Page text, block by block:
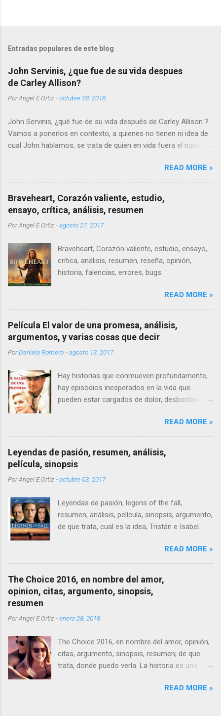
Entradas populares de este blog
John Servinis, ¿que fue de su vida despues
de Carley Allison?
PorAngel E Ortiz -octubre 28, 2018
John Servinis, ¿qué fue de su vida después de Carley Allison ?
Vamos a ponerlos en contexto, a quienes no tienen ni idea de
cual John hablamos, se trata de quien en vida fuera el novio de
READ MORE »
Braveheart, Corazón valiente, estudio,
ensayo, crítica, análisis, resumen
PorAngel E Ortiz -agosto 27, 2017
Braveheart, Corazón valiente, estudio, ensayo,
crítica, análisis, resumen, reseña, opinión,
historia, falencias, errores, bugs.
READ MORE »
Película El valor de una promesa, análisis,
argumentos, y varias cosas que decir
PorDaniela Romero -agosto 13, 2017
Hay historias que conmueven profundamente,
hay episodios inesperados en la vida que
pueden estar cargados de dolor, desbordados
suficiente de las penas, un buen día solo nos
vemos transitando por una senda que termina
por encerrarnos, pero qué pasa cuando tienes
12 años o menos y vas por ese camino
sintiéndote solo y olvidado. Bien, creo que a
pesar de la comparación siempre somos
READ MORE »
Leyendas de pasión, resumen, análisis,
película, sinopsis
PorAngel E Ortiz -octubre 03, 2017
Leyendas de pasión, legens of the fall,
resumen, análisis, película, sinopsis; argumento,
de que trata, cual es la idea, Tristán e Isabel.
READ MORE »
The Choice 2016, en nombre del amor,
opinion, citas, argumento, sinopsis,
resumen
PorAngel E Ortiz -enero 28, 2018
The Choice 2016, en nombre del amor, opinión,
citas, argumento, sinopsis, resumen; de que
trata, donde puedo verla. La historia es una
Nicholas Sparks, con el mismo nombre, siendo
READ MORE »